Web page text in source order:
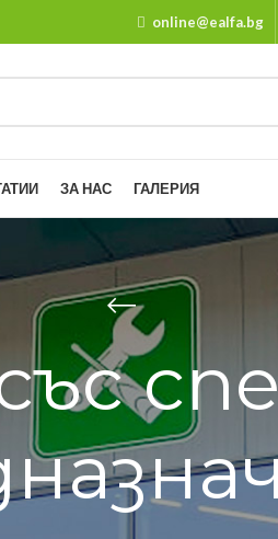
online@ealfa.bg
ЗА НАС ГАЛЕРИЯ